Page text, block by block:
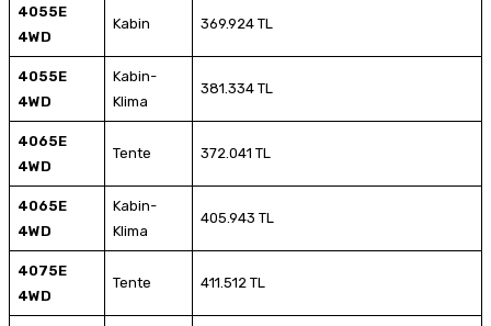
4055E
4WD
Kabin 369.924 TL
4055E
4WD
Kabin-
Klima
381.334 TL
4065E
4WD
Tente 372.041 TL
4065E
4WD
Kabin-
Klima
405.943 TL
4075E
4WD
Tente 411.512 TL